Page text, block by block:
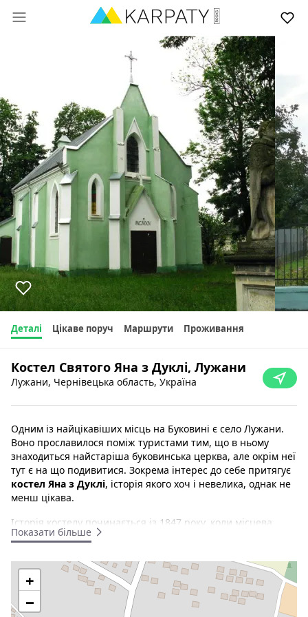
Деталі Цікаве поруч Маршрути Проживання
Костел Святого Яна з Дуклі, Лужани
Лужани, Чернівецька область, Україна
Одним із найцікавіших місць на Буковині є село Лужани.
Воно прославилося поміж туристами тим, що в ньому
знаходиться найстаріша буковинська церква, але окрім неї
тут є на що подивитися. Зокрема інтерес до себе притягує
костел Яна з Дуклі, історія якого хоч і невелика, однак не
менш цікава.
Історія костелу починається із 1847 року, коли місцева
католицька громада добилася будівництва дерев'яної
з перших святих Львова, якого особливо ревно почитають
католики Західної України. Того ж року йому встановили
пам'ятник на території церкви, який там стоїть і по
сьогодні.
Показати більше
+
−